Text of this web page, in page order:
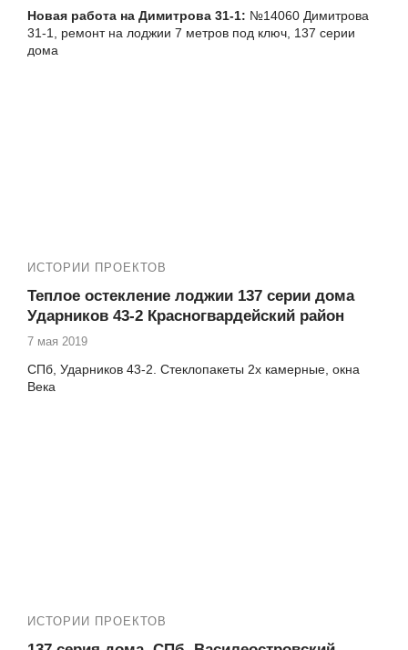
Новая работа на Димитрова 31-1: №14060 Димитрова
31-1, ремонт на лоджии 7 метров под ключ, 137 серии
дома
ИСТОРИИ ПРОЕКТОВ
Теплое остекление лоджии 137 серии дома
Ударников 43-2 Красногвардейский район
7 мая 2019
СПб, Ударников 43-2. Стеклопакеты 2х камерные, окна
Века
ИСТОРИИ ПРОЕКТОВ